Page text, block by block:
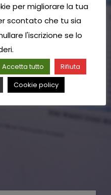
per migliorare la tua
scontato che tu sia
l'iscrizione se lo
Accetta tutto
Rifiuta
Cookie policy